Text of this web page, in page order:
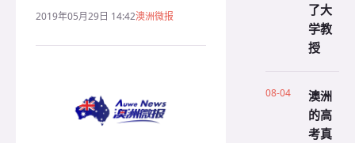
2019年05月29日 14:42澳洲微报
了大
学教
授
08-04
澳洲
的高
考真